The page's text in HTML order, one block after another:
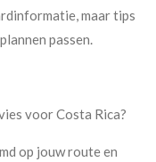
maar tips
passen.
voor Costa Rica?
op jouw route en